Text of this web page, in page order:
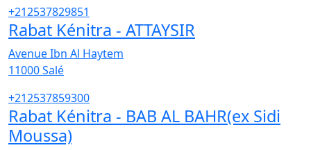
+212537829851
Rabat Kénitra - ATTAYSIR
Avenue Ibn Al Haytem
11000Salé
+212537859300
Rabat Kénitra - BAB AL BAHR(ex Sidi
Moussa)